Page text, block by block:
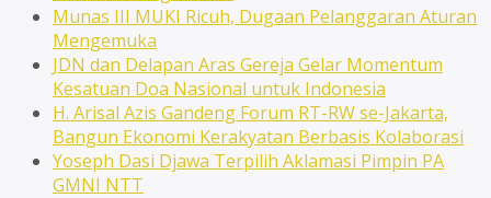
Munas III MUKI Ricuh, Dugaan Pelanggaran Aturan
Mengemuka
JDN dan Delapan Aras Gereja Gelar Momentum
Kesatuan Doa Nasional untuk Indonesia
H. Arisal Azis Gandeng Forum RT-RW se-Jakarta,
Bangun Ekonomi Kerakyatan Berbasis Kolaborasi
Yoseph Dasi Djawa Terpilih Aklamasi Pimpin PA
GMNI NTT